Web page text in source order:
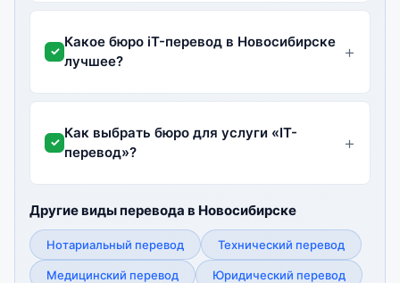
Какое бюро iT-перевод в Новосибирске
лучшее?
Как выбрать бюро для услуги «IT-
перевод»?
Другие виды перевода в Новосибирске
Нотариальный перевод Технический перевод
Медицинский перевод Юридический перевод